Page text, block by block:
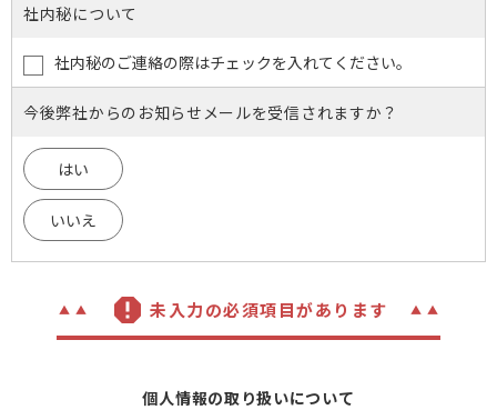
社内秘について
社内秘のご連絡の際はチェックを入れてください。
今後弊社からのお知らせメールを受信されますか？
はい
いいえ
未入力の必須項目があります
個人情報の取り扱いについて